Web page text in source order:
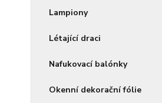
Lampiony
Létající draci
Nafukovací balónky
Okenní dekorační fólie